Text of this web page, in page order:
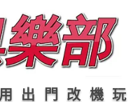
出門改機玩